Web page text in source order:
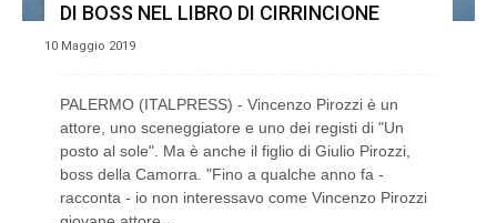
DI BOSS NEL LIBRO DI CIRRINCIONE
10 Maggio 2019
PALERMO (ITALPRESS) - Vincenzo Pirozzi è un
attore, uno sceneggiatore e uno dei registi di "Un
posto al sole". Ma è anche il figlio di Giulio Pirozzi,
boss della Camorra. "Fino a qualche anno fa -
racconta - io non interessavo come Vincenzo Pirozzi